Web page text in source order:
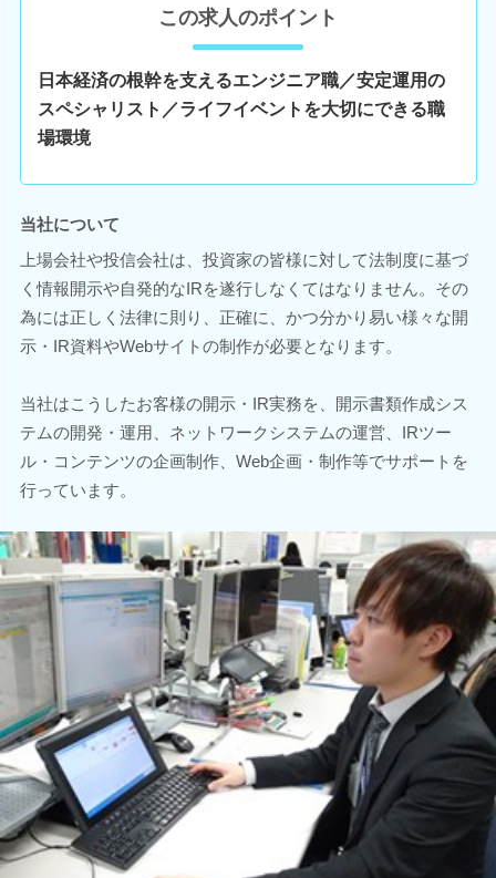
この求人のポイント
日本経済の根幹を支えるエンジニア職／安定運用の
スペシャリスト／ライフイベントを大切にできる職
場環境
当社について
上場会社や投信会社は、投資家の皆様に対して法制度に基づ
く情報開示や自発的なIRを遂行しなくてはなりません。その
為には正しく法律に則り、正確に、かつ分かり易い様々な開
示・IR資料やWebサイトの制作が必要となります。
当社はこうしたお客様の開示・IR実務を、開示書類作成シス
テムの開発・運用、ネットワークシステムの運営、IRツー
ル・コンテンツの企画制作、Web企画・制作等でサポートを
行っています。